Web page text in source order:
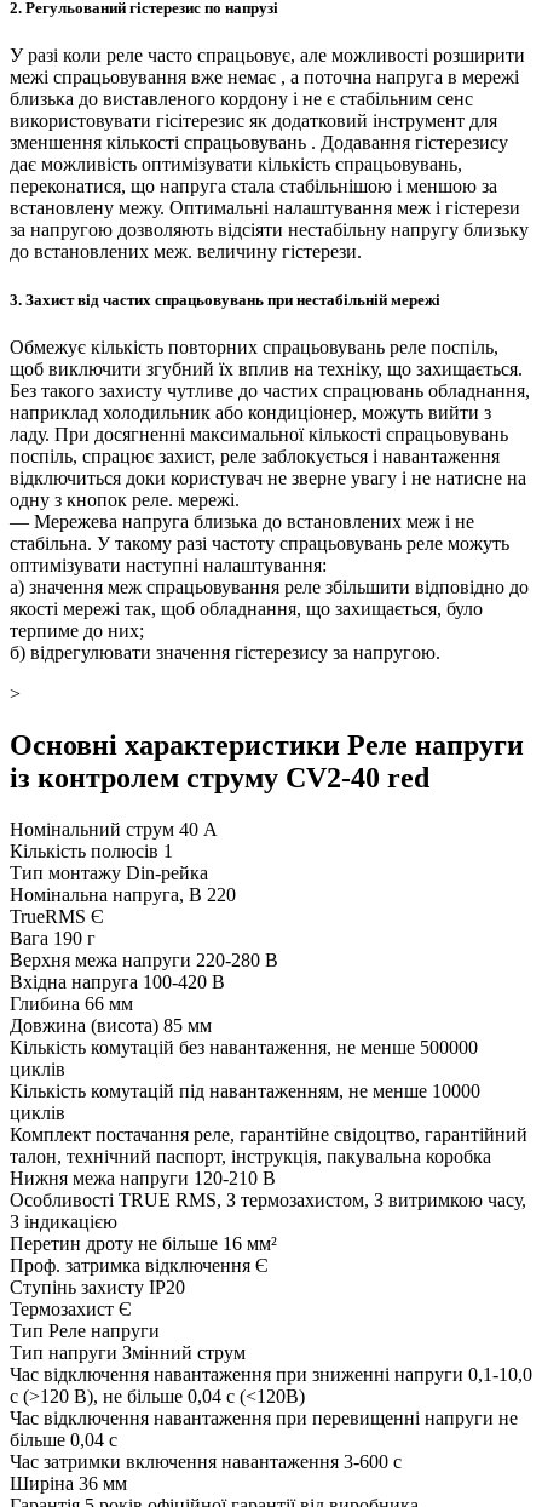
2. Регульований гістерезис по напрузі
У разі коли реле часто спрацьовує, але можливості розширити
межі спрацьовування вже немає , а поточна напруга в мережі
близька до виставленого кордону і не є стабільним сенс
використовувати гісітерезис як додатковий інструмент для
зменшення кількості спрацьовувань . Додавання гістерезису
дає можливість оптимізувати кількість спрацьовувань,
переконатися, що напруга стала стабільнішою і меншою за
встановлену межу. Оптимальні налаштування меж і гістерези
за напругою дозволяють відсіяти нестабільну напругу близьку
до встановлених меж. величину гістерези.
3. Захист від частих спрацьовувань при нестабільній мережі
Обмежує кількість повторних спрацьовувань реле поспіль,
щоб виключити згубний їх вплив на техніку, що захищається.
Без такого захисту чутливе до частих спрацювань обладнання,
наприклад холодильник або кондиціонер, можуть вийти з
ладу. При досягненні максимальної кількості спрацьовувань
поспіль, спрацює захист, реле заблокується і навантаження
відключиться доки користувач не зверне увагу і не натисне на
одну з кнопок реле. мережі.
— Мережева напруга близька до встановлених меж і не
стабільна. У такому разі частоту спрацьовувань реле можуть
оптимізувати наступні налаштування:
а) значення меж спрацьовування реле збільшити відповідно до
якості мережі так, щоб обладнання, що захищається, було
терпиме до них;
б) відрегулювати значення гістерезису за напругою.
>
Основні характеристики Реле напруги
із контролем струму CV2-40 red
Номінальний струм 40 А
Кількість полюсів 1
Тип монтажу Din-рейка
Номінальна напруга, В 220
TrueRMS Є
Вага 190 г
Верхня межа напруги 220-280 В
Вхідна напруга 100-420 В
Глибина 66 мм
Довжина (висота) 85 мм
Кількість комутацій без навантаження, не менше 500000
циклів
Кількість комутацій під навантаженням, не менше 10000
циклів
Комплект постачання реле, гарантійне свідоцтво, гарантійний
талон, технічний паспорт, інструкція, пакувальна коробка
Нижня межа напруги 120-210 В
Особливості TRUE RMS, З термозахистом, З витримкою часу,
З індикацією
Перетин дроту не більше 16 мм²
Проф. затримка відключення Є
Ступінь захисту IP20
Термозахист Є
Тип Реле напруги
Тип напруги Змінний струм
Час відключення навантаження при зниженні напруги 0,1-10,0
с (>120 В), не більше 0,04 с (<120В)
Час відключення навантаження при перевищенні напруги не
більше 0,04 с
Час затримки включення навантаження 3-600 с
Ширіна 36 мм